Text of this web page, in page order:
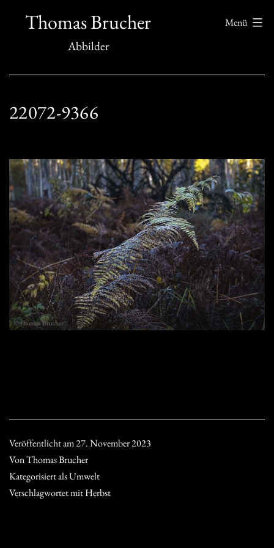
InhaltThomas Brucher
Abbilder
Menü
22072-9366
Veröffentlicht am27. November 2023
VonThomas Brucher
Kategorisiert alsUmwelt
Verschlagwortet mitHerbst